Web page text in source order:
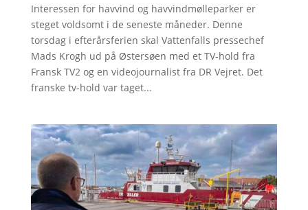
Interessen for havvind og havvindmølleparker er
steget voldsomt i de seneste måneder. Denne
torsdag i efterårsferien skal Vattenfalls pressechef
Mads Krogh ud på Østersøen med et TV-hold fra
Fransk TV2 og en videojournalist fra DR Vejret. Det
franske tv-hold var taget...